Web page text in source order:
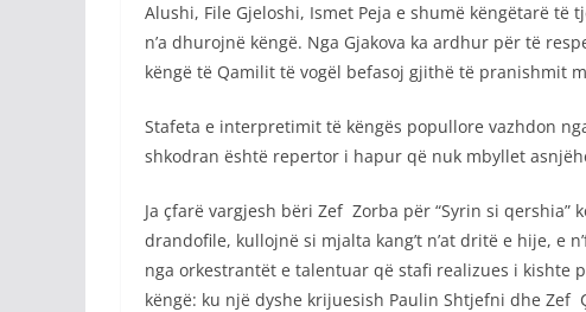
Alushi, File Gjeloshi, Ismet Peja e shumë këngëtarë
n’a dhurojnë këngë. Nga Gjakova ka ardhur për të
këngë të Qamilit të vogël befasoj gjithë të pranishmit
Stafeta e interpretimit të këngës popullore vazhdon
shkodran është repertor i hapur që nuk mbyllet
Ja çfarë vargjesh bëri Zef Zorba për “Syrin si
drandofile, kullojnë si mjalta kang’t n’at dritë e hije, e
nga orkestrantët e talentuar që stafi realizues i kishte
këngë: ku një dyshe krijuesish Paulin Shtjefni dhe Zef